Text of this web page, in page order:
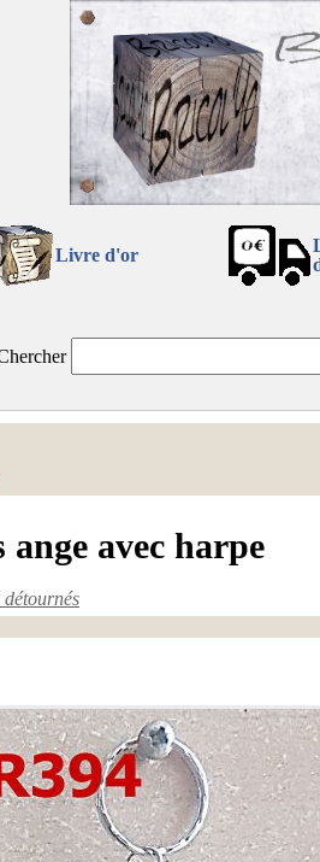
Livre d'or
ange avec harpe
détournés